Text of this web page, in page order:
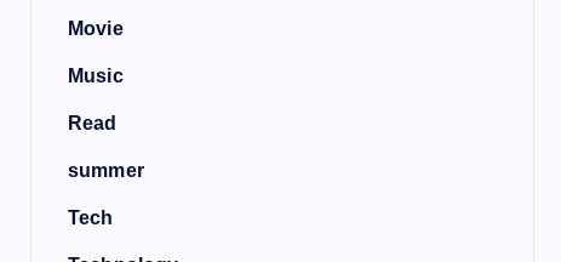
Movie
Music
Read
summer
Tech